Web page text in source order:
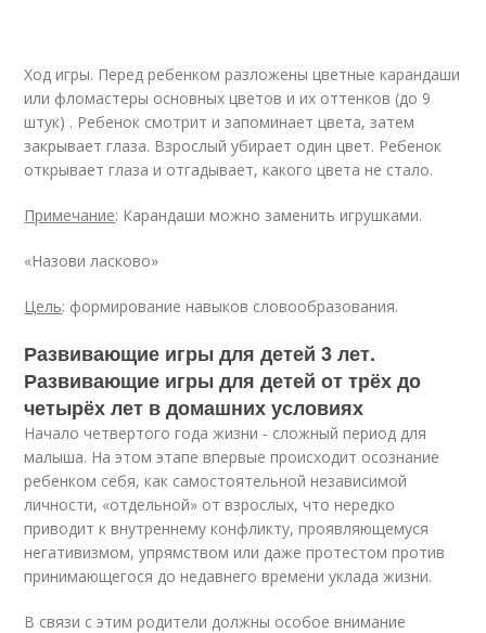
Ход игры. Перед ребенком разложены цветные карандаши
или фломастеры основных цветов и их оттенков (до 9
штук) . Ребенок смотрит и запоминает цвета, затем
закрывает глаза. Взрослый убирает один цвет. Ребенок
открывает глаза и отгадывает, какого цвета не стало.
Примечание: Карандаши можно заменить игрушками.
«Назови ласково»
Цель: формирование навыков словообразования.
Развивающие игры для детей 3 лет.
Развивающие игры для детей от трёх до
четырёх лет в домашних условиях
Начало четвертого года жизни - сложный период для
малыша. На этом этапе впервые происходит осознание
ребенком себя, как самостоятельной независимой
личности, «отдельной» от взрослых, что нередко
приводит к внутреннему конфликту, проявляющемуся
негативизмом, упрямством или даже протестом против
принимающегося до недавнего времени уклада жизни.
В связи с этим родители должны особое внимание